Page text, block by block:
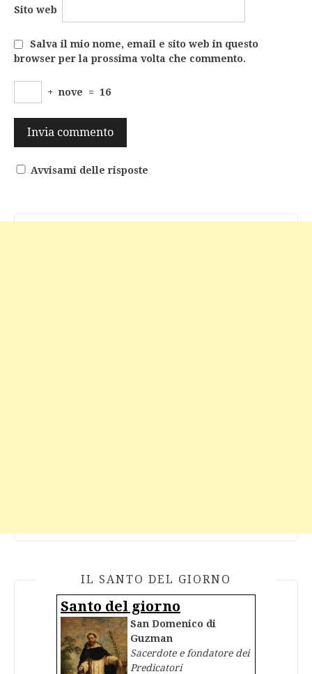
Sito web
Salva il mio nome, email e sito web in questo
browser per la prossima volta che commento.
+ nove = 16
Avvisami delle risposte
IL SANTO DEL GIORNO
Santo del giorno
San Domenico di
Guzman
Sacerdote e fondatore dei
Predicatori